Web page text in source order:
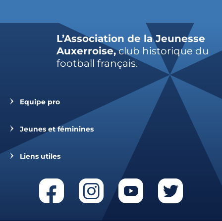
L’Association de la Jeunesse
Auxerroise,club historique du
football français.
Equipe pro
Jeunes et féminines
Liens utiles